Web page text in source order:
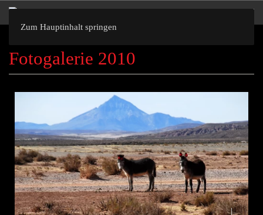
Zum Hauptinhalt springen
Fotogalerie 2010